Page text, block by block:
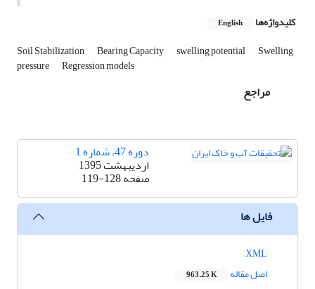
کلیدواژه‌ها English
Soil Stabilization Bearing Capacity swelling potential Swelling
pressure Regression models
مراجع
دوره 47، شماره 1
اردیبهشت 1395
صفحه119-128
فایل ها
اصل مقاله
963.25 K